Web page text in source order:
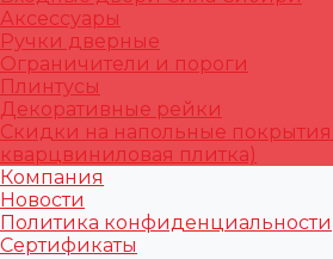
Аксессуары
Ручки дверные
Ограничители и пороги
Плинтусы
Декоративные рейки
Скидки на напольные покрытия
кварцвиниловая плитка)
Компания
Новости
Политика конфиденциальности
Сертификаты